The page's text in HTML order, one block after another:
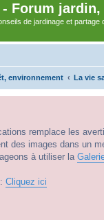
Forum
de jardinage et partage
environnement La vie
remplace les
des images dans un
à utiliser la
Cliquez ici